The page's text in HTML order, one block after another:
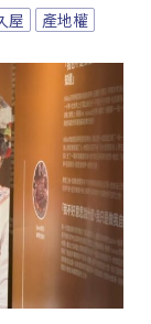
屋 產地權